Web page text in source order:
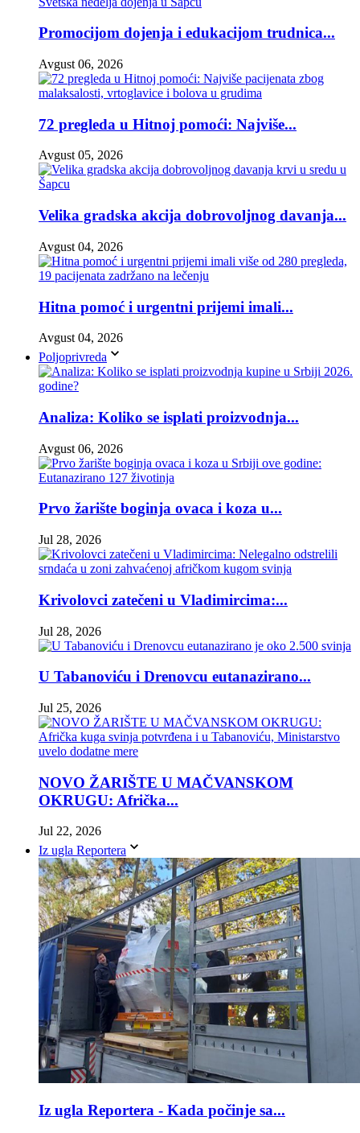
Promocijom dojenja i edukacijom trudnica...
Avgust 06, 2026
72 pregleda u Hitnoj pomoći: Najviše...
Avgust 05, 2026
Velika gradska akcija dobrovoljnog davanja...
Avgust 04, 2026
Hitna pomoć i urgentni prijemi imali...
Avgust 04, 2026
Poljoprivreda
Analiza: Koliko se isplati proizvodnja...
Avgust 06, 2026
Prvo žarište boginja ovaca i koza u...
Jul 28, 2026
Krivolovci zatečeni u Vladimircima:...
Jul 28, 2026
U Tabanoviću i Drenovcu eutanazirano...
Jul 25, 2026
NOVO ŽARIŠTE U MAČVANSKOM
OKRUGU: Afrička...
Jul 22, 2026
Iz ugla Reportera
Iz ugla Reportera - Kada počinje sa...